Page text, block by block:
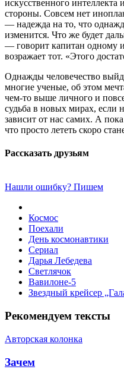
искусственного интеллекта
стороны. Совсем нет
— надежда на то, что
изменится. Что же будет
— говорит капитан одному
возражает тот. «Этого
Однажды человечество
многие ученые, об этом
чем-то выше личного и
судьба в новых мирах, если
зависит от нас самих. А
что просто лететь скоро
Рассказать друзьям
Нашли ошибку? Пишем
Космос
Поехали
День космонавтики
Сериал
Дарья Лебедева
Светлячок
Вавилоне-5
Звездный крейсер
Рекомендуем тексты
Авторская колонка
​Зачем